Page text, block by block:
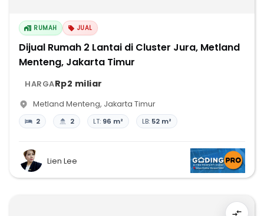
RUMAH JUAL
Dijual Rumah 2 Lantai di Cluster Jura, Metland
Menteng, Jakarta Timur
HARGARp2 miliar
Metland Menteng, Jakarta Timur
2 2 LT: 96 m² LB: 52 m²
Lien Lee